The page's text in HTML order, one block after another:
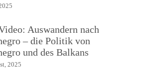
Auswandern nach
– die Politik von
und des Balkans
2025